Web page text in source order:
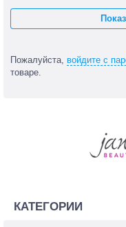
Пожалуйста, войдите с
товаре.
КАТЕГОРИИ